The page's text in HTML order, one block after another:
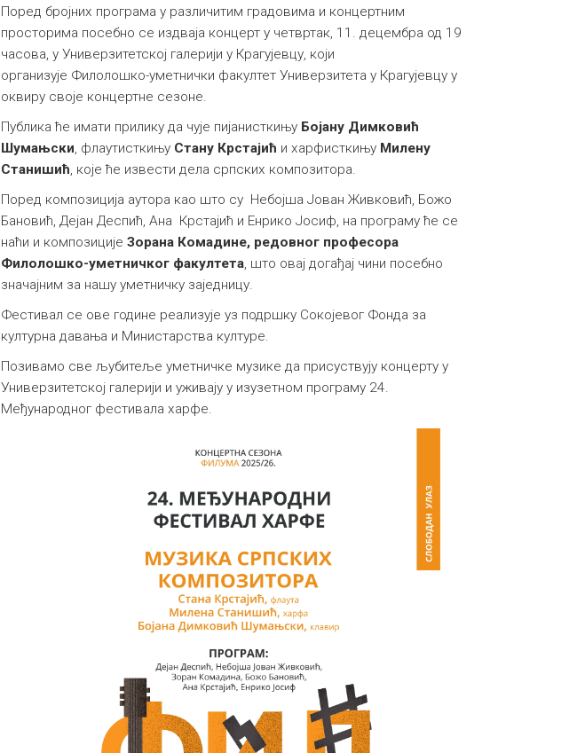
Поред бројних програма у различитим градовима и концертним
просторима посебно се издваја концерт у четвртак, 11. децембра од 19
часова, у Универзитетској галерији у Крагујевцу, који
организује Филолошко-уметнички факултет Универзитета у Крагујевцу у
оквиру своје концертне сезоне.
Публика ће имати прилику да чује пијанисткињу Бојану Димковић
Шумањски, флаутисткињу Стану Крстајић и харфисткињу Милену
Станишић, које ће извести дела српских композитора.
Поред композиција аутора као што су Небојша Јован Живковић, Божо
Бановић, Дејан Деспић, Ана Крстајић и Енрико Јосиф, на програму ће се
наћи и композицијеЗорана Комадине, редовног професора
Филолошко-уметничког факултета, што овај догађај чини посебно
значајним за нашу уметничку заједницу.
Фестивал се ове године реализује уз подршку Сокојевог Фонда за
културна давања и Министарства културе.
Позивамо све љубитеље уметничке музике да присуствују концерту у
Универзитетској галерији и уживају у изузетном програму 24.
Међународног фестивала харфе.